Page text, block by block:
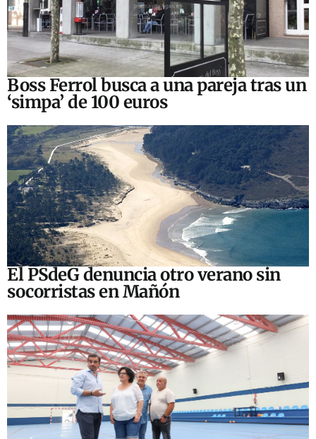
Boss Ferrol busca a una pareja tras un
‘simpa’ de 100 euros
El PSdeG denuncia otro verano sin
socorristas en Mañón